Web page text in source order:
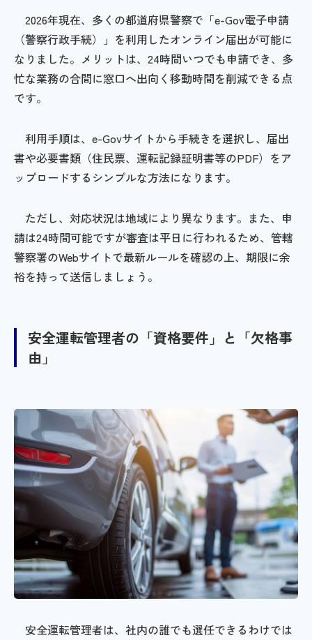
2026年現在、多くの都道府県警察で「e-Gov電子申請
（警察行政手続）」を利用したオンライン届出が可能に
なりました。メリットは、24時間いつでも申請でき、多
忙な業務の合間に窓口へ出向く移動時間を削減できる点
です。
利用手順は、e-Govサイトから手続きを選択し、届出
書や必要書類（住民票、運転記録証明書等のPDF）をア
ップロードするシンプルな方法になります。
ただし、対応状況は地域により異なります。また、申
請は24時間可能ですが審査は平日に行われるため、管轄
警察署のWebサイトで最新ルールを確認の上、期限に余
裕を持って送信しましょう。
安全運転管理者の「資格要件」と「欠格事
由」
安全運転管理者は、社内の誰でも選任できるわけでは